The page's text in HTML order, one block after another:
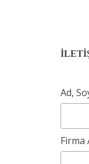
Ad,
Firma